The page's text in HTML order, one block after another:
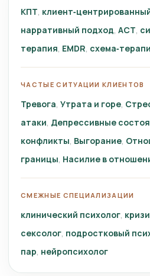
КПТ
нарративный подход ACT
терапия EMDR
ЧАСТЫЕ СИТУАЦИИ КЛИЕНТОВ
Тревога Утрата и горе
атаки Депрессивные
конфликты Выгорание
границы Насилие в
СМЕЖНЫЕ СПЕЦИАЛИЗАЦИИ
клинический психолог
сексолог подростковый
пар нейропсихолог